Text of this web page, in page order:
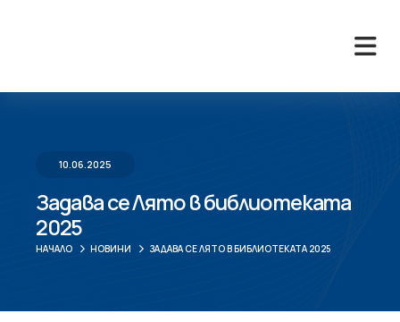
10.06.2025
Задава се Лято в библиотеката
2025
НАЧАЛО НОВИНИ ЗАДАВА СЕ ЛЯТО В БИБЛИОТЕКАТА 2025